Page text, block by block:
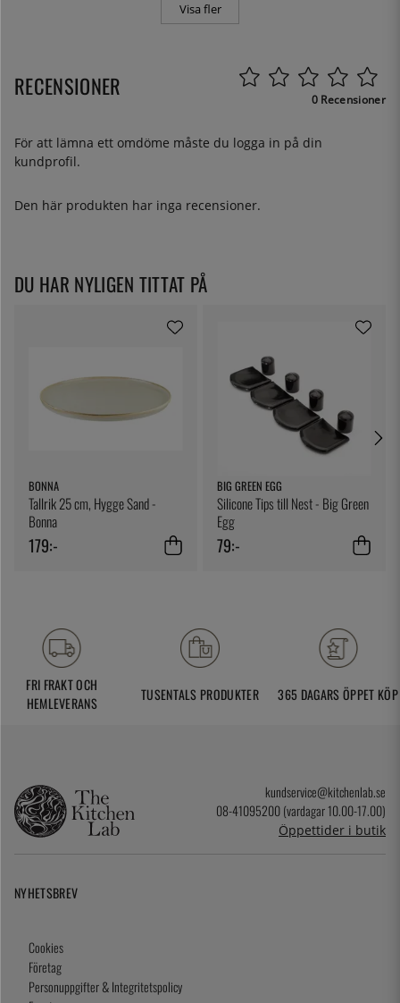
Visa fler
RECENSIONER 0 Recensioner
För att lämna ett omdöme måste du logga in på din
kundprofil.
Den här produkten har inga recensioner.
DU HAR NYLIGEN TITTAT PÅ
BONNA
Tallrik 25 cm, Hygge Sand -
Bonna
179:-
BIG GREEN EGG
Silicone Tips till Nest - Big Green
Egg
79:-
FRI FRAKT OCH
HEMLEVERANS
TUSENTALS PRODUKTER 365 DAGARS ÖPPET KÖP
kundservice@kitchenlab.se
08-41095200 (vardagar 10.00-17.00)
Öppettider i butik
NYHETSBREV
Cookies
Företag
Personuppgifter & Integritetspolicy